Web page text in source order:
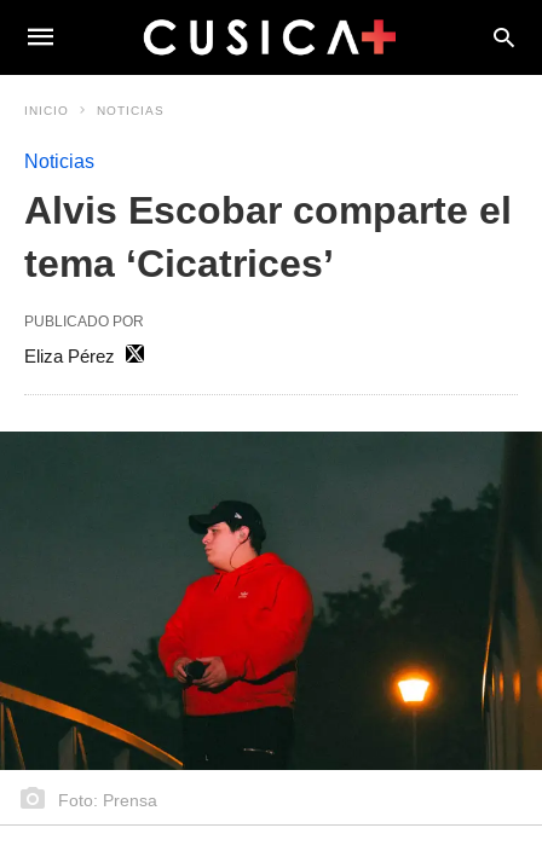
INICIO NOTICIAS
Noticias
Alvis Escobar comparte el
tema ‘Cicatrices’
PUBLICADO POR
Eliza Pérez
Foto: Prensa